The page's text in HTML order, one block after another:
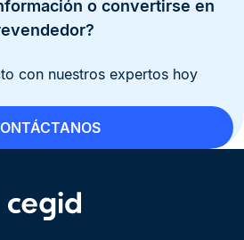
o convertirse en
con nuestros expertos hoy